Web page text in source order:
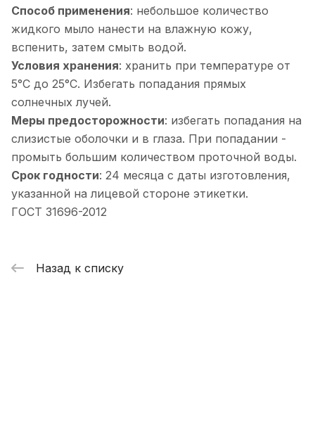
Способ применения: небольшое количество
жидкого мыло нанести на влажную кожу,
вспенить, затем смыть водой.
Условия хранения: хранить при температуре от
5°С до 25°С. Избегать попадания прямых
солнечных лучей.
Меры предосторожности: избегать попадания на
слизистые оболочки и в глаза. При попадании -
промыть большим количеством проточной воды.
Срок годности: 24 месяца с даты изготовления,
указанной на лицевой стороне этикетки.
ГОСТ 31696-2012
Назад к списку